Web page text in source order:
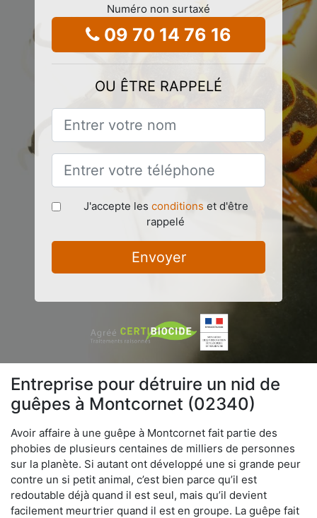
Numéro non surtaxé
09 70 14 76 16
OU ÊTRE RAPPELÉ
J'accepte les conditions et d'être
rappelé
Envoyer
Entreprise pour détruire un nid de
guêpes à Montcornet (02340)
Avoir affaire à une guêpe à Montcornet fait partie des
phobies de plusieurs centaines de milliers de personnes
sur la planète. Si autant ont développé une si grande peur
contre un si petit animal, c’est bien parce qu’il est
redoutable déjà quand il est seul, mais qu’il devient
facilement meurtrier quand il est en groupe. La guêpe fait